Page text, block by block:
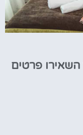
השאירו פרטים